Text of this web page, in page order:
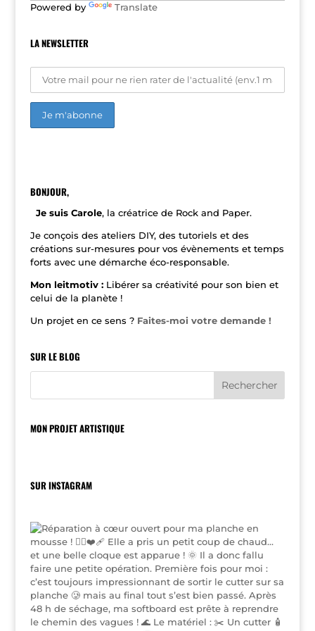
:Powered by Translate
LA NEWSLETTER
n
v
e
:
BONJOUR,
Je suis Carole, la créatrice de Rock and Paper.
Je conçois des ateliers DIY, des tutoriels et des
créations sur-mesures pour vos évènements et temps
forts avec une démarche éco-responsable.
Mon leitmotiv : Libérer sa créativité pour son bien et
celui de la planète !
Un projet en ce sens ? Faites-moi votre demande !
SUR LE BLOG
MON PROJET ARTISTIQUE
SUR INSTAGRAM